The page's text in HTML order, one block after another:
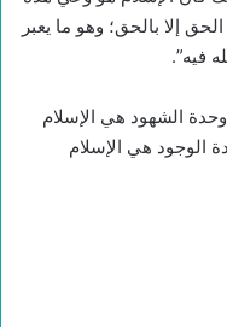
إلا بالحق؛ وهو ما يعبر
فيه”.
الشهود هي الإسلام
الوجود هي الإسلام